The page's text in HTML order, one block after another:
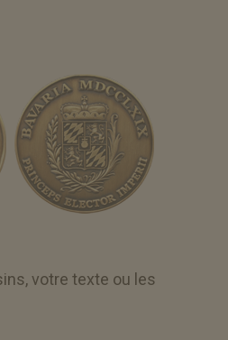
votre texte ou les